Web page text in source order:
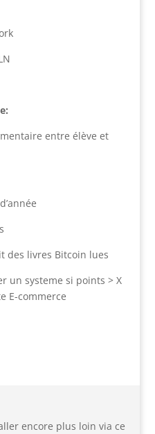
entre élève et
des livres Bitcoin lues
un systeme si points > X
E-commerce
encore plus loin via ce